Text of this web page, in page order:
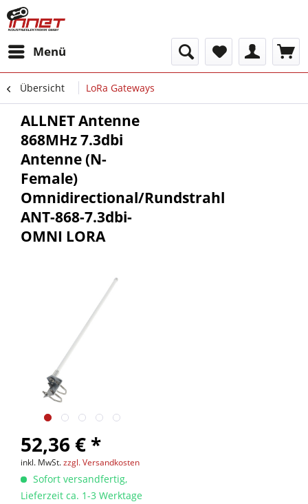
Menü
Übersicht LoRa Gateways
ALLNET Antenne
868MHz 7.3dbi
Antenne (N-
Female)
Omnidirectional/Rundstrahl
ANT-868-7.3dbi-
OMNI LORA
52,36 € *
inkl. MwSt.zzgl. Versandkosten
Sofort versandfertig,
Lieferzeit ca. 1-3 Werktage